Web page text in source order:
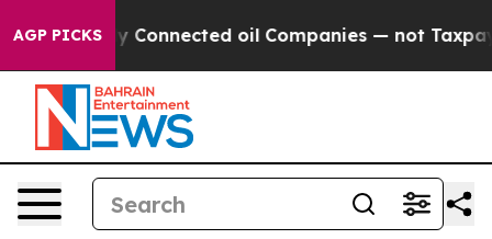
AGP PICKSConnected oil Companies — not